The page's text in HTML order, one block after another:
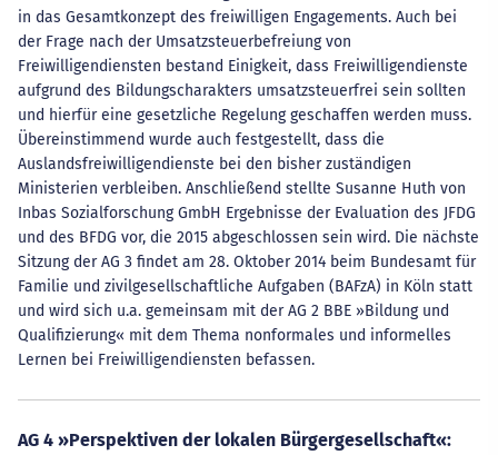
in das Gesamtkonzept des freiwilligen Engagements. Auch bei
der Frage nach der Umsatzsteuerbefreiung von
Freiwilligendiensten bestand Einigkeit, dass Freiwilligendienste
aufgrund des Bildungscharakters umsatzsteuerfrei sein sollten
und hierfür eine gesetzliche Regelung geschaffen werden muss.
Übereinstimmend wurde auch festgestellt, dass die
Auslandsfreiwilligendienste bei den bisher zuständigen
Ministerien verbleiben. Anschließend stellte Susanne Huth von
Inbas Sozialforschung GmbH Ergebnisse der Evaluation des JFDG
und des BFDG vor, die 2015 abgeschlossen sein wird. Die nächste
Sitzung der AG 3 findet am 28. Oktober 2014 beim Bundesamt für
Familie und zivilgesellschaftliche Aufgaben (BAFzA) in Köln statt
und wird sich u.a. gemeinsam mit der AG 2 BBE »Bildung und
Qualifizierung« mit dem Thema nonformales und informelles
Lernen bei Freiwilligendiensten befassen.
AG 4 »Perspektiven der lokalen Bürgergesellschaft«: